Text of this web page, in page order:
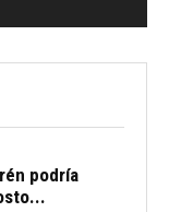
podría